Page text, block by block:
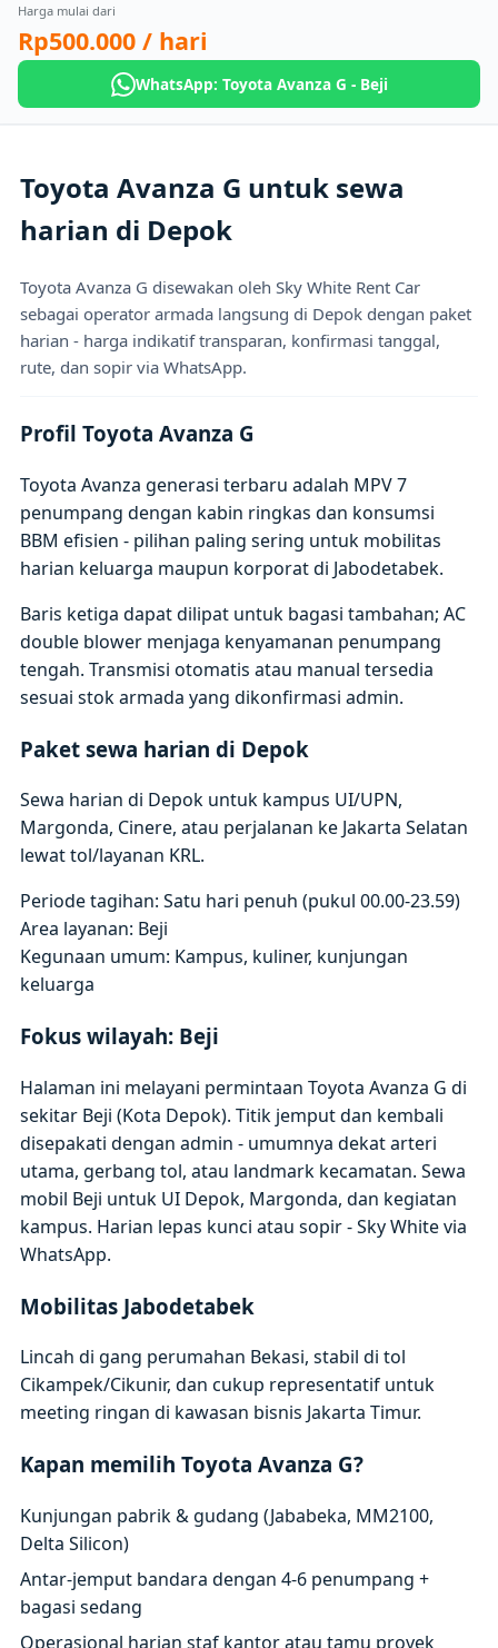
Harga mulai dari
Rp500.000 / hari
WhatsApp: Toyota Avanza G - Beji
Toyota Avanza G untuk sewa
harian di Depok
Toyota Avanza G disewakan oleh Sky White Rent Car
sebagai operator armada langsung di Depok dengan paket
harian - harga indikatif transparan, konfirmasi tanggal,
rute, dan sopir via WhatsApp.
Profil Toyota Avanza G
Toyota Avanza generasi terbaru adalah MPV 7
penumpang dengan kabin ringkas dan konsumsi
BBM efisien - pilihan paling sering untuk mobilitas
harian keluarga maupun korporat di Jabodetabek.
Baris ketiga dapat dilipat untuk bagasi tambahan; AC
double blower menjaga kenyamanan penumpang
tengah. Transmisi otomatis atau manual tersedia
sesuai stok armada yang dikonfirmasi admin.
Paket sewa harian di Depok
Sewa harian di Depok untuk kampus UI/UPN,
Margonda, Cinere, atau perjalanan ke Jakarta Selatan
lewat tol/layanan KRL.
Periode tagihan: Satu hari penuh (pukul 00.00-23.59)
Area layanan: Beji
Kegunaan umum: Kampus, kuliner, kunjungan
keluarga
Fokus wilayah: Beji
Halaman ini melayani permintaan Toyota Avanza G di
sekitar Beji (Kota Depok). Titik jemput dan kembali
disepakati dengan admin - umumnya dekat arteri
utama, gerbang tol, atau landmark kecamatan. Sewa
mobil Beji untuk UI Depok, Margonda, dan kegiatan
kampus. Harian lepas kunci atau sopir - Sky White via
WhatsApp.
Mobilitas Jabodetabek
Lincah di gang perumahan Bekasi, stabil di tol
Cikampek/Cikunir, dan cukup representatif untuk
meeting ringan di kawasan bisnis Jakarta Timur.
Kapan memilih Toyota Avanza G?
Kunjungan pabrik & gudang (Jababeka, MM2100,
Delta Silicon)
Antar-jemput bandara dengan 4-6 penumpang +
bagasi sedang
Operasional harian staf kantor atau tamu proyek